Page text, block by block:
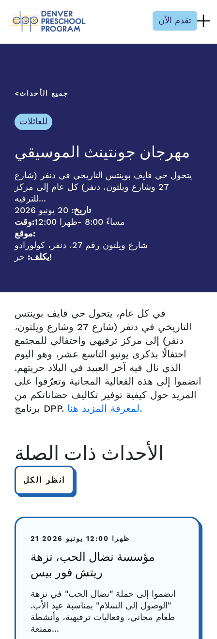
تقدم الآن
جميع الأحداث
للعائلات
مهرجان جونتينث الموسيقي
يتحول حي فايف بوينتس التاريخي في دنفر (شارع
27 وشارع ويلتون، دنفر) كل عام إلى مركز
للترفيه...
تاريخ:
وقت:
12:00 ظهرا
- 8:00 مساءً
موقع:
شارع ويلتون رقم 27، دنفر، كولورادو
يكلف:حر!
في كل عام، يتحول حي فايف بوينتس
التاريخي في دنفر (شارع 27 وشارع ويلتون،
دنفر) إلى مركز ترفيهي واحتفالي للمجتمع
احتفالًا بذكرى يونيو التاسع عشر، وهو اليوم
الذي نال فيه آخر العبيد في البلاد حريتهم.
انضموا إلى هذه الفعالية المجانية وتعرّفوا على
المزيد حول كيفية توفير تكاليف حضاناتكم من
برنامج DPP.
لمعرفة المزيد هنا.
الأحداث ذات الصلة
انظر الكل
21 يونيو 2026 12:00 ظهرا
مؤسسة نضال الحب، نزهة
ريتش فور بيس
انضموا إلى حملة "نضال الحب" في نزهة
"الوصول إلى السلام" بمناسبة عيد الأب.
طعام مجاني، وفعاليات ترفيهية، وأنشطة
ممتعة...